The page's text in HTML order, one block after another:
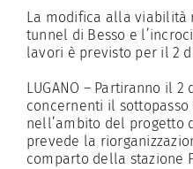
La modifica alla viabilità
tunnel di Besso e
lavori è previsto per il 2
LUGANO – Partiranno il
concernenti il sottopasso
nell’ambito del progetto
prevede la
comparto della stazione